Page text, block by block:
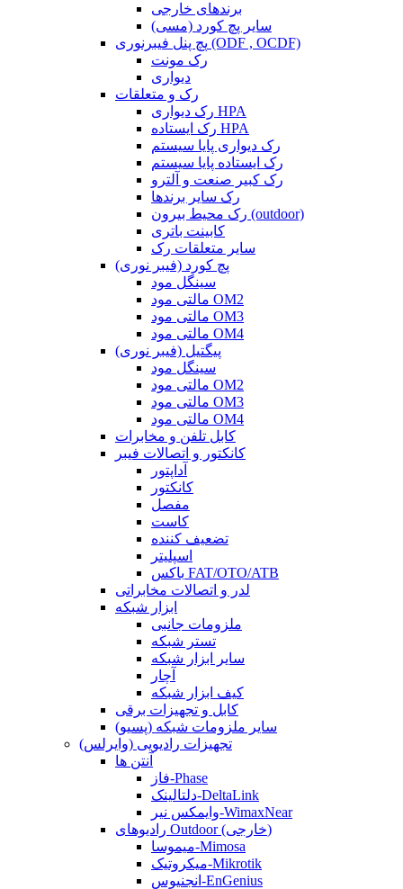
برندهای خارجی
سایر پچ کورد (مسی)
پچ پنل فیبرنوری (ODF , OCDF)
رک مونت
دیواری
رک و متعلقات
رک دیواری HPA
رک ایستاده HPA
رک دیواری پایا سیستم
رک ایستاده پایا سیستم
رک کبیر صنعت و آلترو
رک سایر برندها
رک محیط بیرون (outdoor)
کابینت باتری
سایر متعلقات رک
پچ کورد (فیبر نوری)
سینگل مود
مالتی مود OM2
مالتی مود OM3
مالتی مود OM4
پیگتیل (فیبر نوری)
سینگل مود
مالتی مود OM2
مالتی مود OM3
مالتی مود OM4
کابل تلفن و مخابرات
کانکتور و اتصالات فیبر
آداپتور
کانکتور
مفصل
کاست
تضعیف کننده
اسپلیتر
باکس FAT/OTO/ATB
لدر و اتصالات مخابراتی
ابزار شبکه
ملزومات جانبی
تستر شبکه
سایر ابزار شبکه
آچار
کیف ابزار شبکه
کابل و تجهیزات برقی
سایر ملزومات شبکه (پسیو)
تجهیزات رادیویی (وایرلس)
آنتن ها
فاز-Phase
دلتالینک-DeltaLink
وایمکس نیر-WimaxNear
رادیوهای Outdoor (خارجی)
میموسا-Mimosa
میکروتیک-Mikrotik
انجنیوس-EnGenius